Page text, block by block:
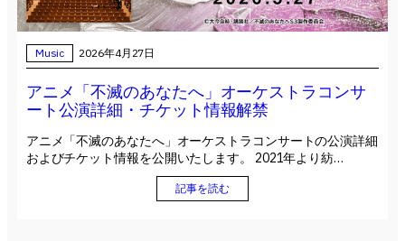
Music 2026年4月27日
アニメ「不滅のあなたへ」オーケストラコンサ
ート公演詳細・チケット情報解禁
アニメ「不滅のあなたへ」オーケストラコンサートの公演詳細
およびチケット情報を公開いたします。 2021年より紡…
記事を読む